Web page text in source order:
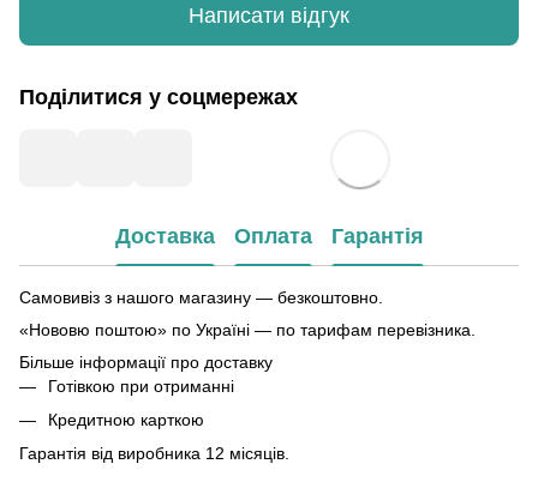
Написати відгук
Поділитися у соцмережах
Доставка Оплата Гарантія
Самовивіз з нашого магазину — безкоштовно.
«Нововю поштою» по Україні — по тарифам перевізника.
Більше інформації про доставку
Готівкою при отриманні
Кредитною карткою
Гарантія від виробника 12 місяців.